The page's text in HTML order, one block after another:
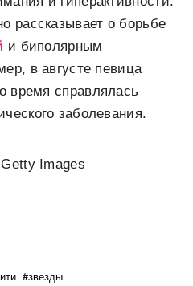
рассказывает о борьбе
и биполярным
в августе певица
время справлялась
заболевания.
Images
#звезды